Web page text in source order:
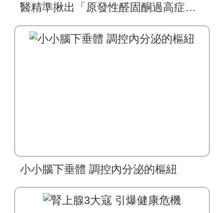
醫精準揪出「原發性醛固酮過高症」
因可斷病病灶
小小腦下垂體 調控內分泌的樞紐